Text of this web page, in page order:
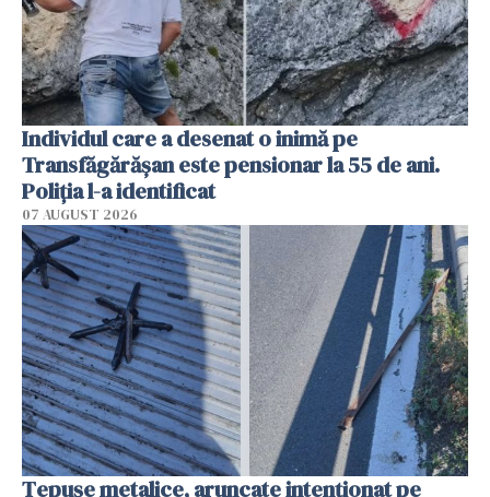
Individul care a desenat o inimă pe
Transfăgărășan este pensionar la 55 de ani.
Poliția l-a identificat
07 AUGUST 2026
Țepușe metalice, aruncate intenționat pe